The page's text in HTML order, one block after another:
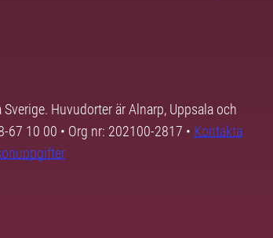
Huvudorter är Alnarp, Uppsala och
67 10 00 • Org nr: 202100-2817 • Kontakta